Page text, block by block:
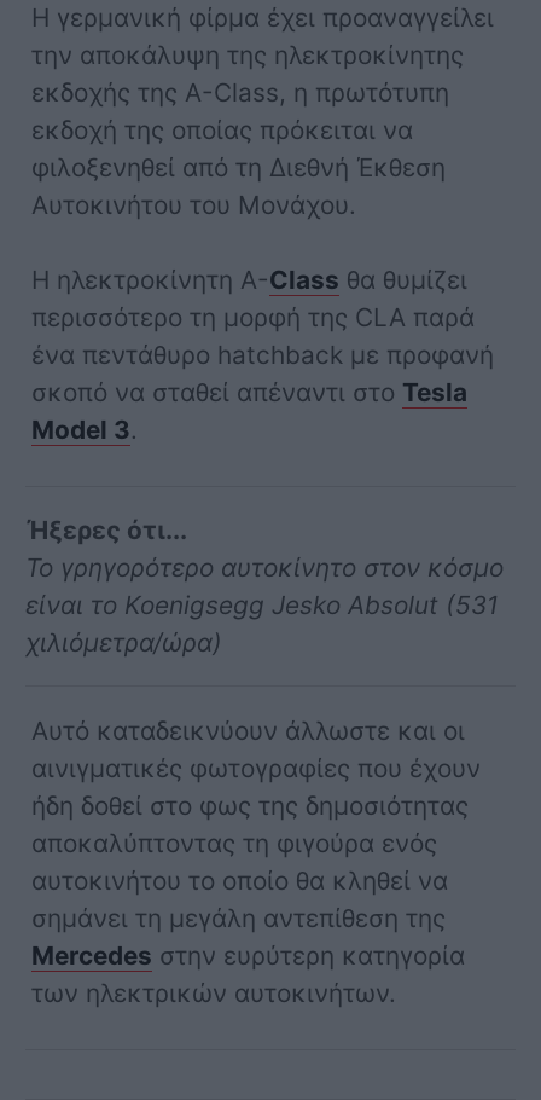
Η γερμανική φίρμα έχει προαναγγείλει
την αποκάλυψη της ηλεκτροκίνητης
εκδοχής της A-Class, η πρωτότυπη
εκδοχή της οποίας πρόκειται να
φιλοξενηθεί από τη Διεθνή Έκθεση
Αυτοκινήτου του Μονάχου.
Η ηλεκτροκίνητη A-Class θα θυμίζει
περισσότερο τη μορφή της CLA παρά
ένα πεντάθυρο hatchback με προφανή
σκοπό να σταθεί απέναντι στο Tesla
Model 3.
Ήξερες ότι...
Το γρηγορότερο αυτοκίνητο στον κόσμο
είναι το Koenigsegg Jesko Absolut (531
χιλιόμετρα/ώρα)
Αυτό καταδεικνύουν άλλωστε και οι
αινιγματικές φωτογραφίες που έχουν
ήδη δοθεί στο φως της δημοσιότητας
αποκαλύπτοντας τη φιγούρα ενός
αυτοκινήτου το οποίο θα κληθεί να
σημάνει τη μεγάλη αντεπίθεση της
Mercedes στην ευρύτερη κατηγορία
των ηλεκτρικών αυτοκινήτων.